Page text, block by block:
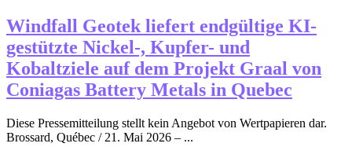
Windfall Geotek liefert endgültige KI-
gestützte Nickel-, Kupfer- und
Kobaltziele auf dem Projekt Graal von
Coniagas Battery Metals in Quebec
Diese Pressemitteilung stellt kein Angebot von Wertpapieren dar.
Brossard, Québec / 21. Mai 2026 – ...